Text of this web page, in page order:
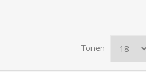
Tonen